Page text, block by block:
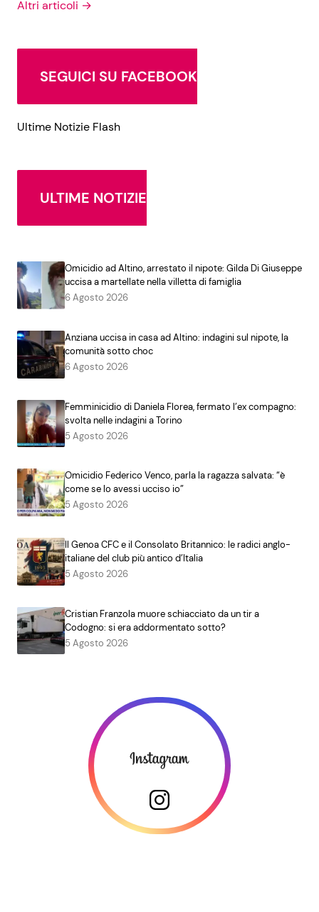
Altri articoli →
SEGUICI SU FACEBOOK
Ultime Notizie Flash
ULTIME NOTIZIE
Omicidio ad Altino, arrestato il nipote: Gilda Di Giuseppe
uccisa a martellate nella villetta di famiglia
6 Agosto 2026
Anziana uccisa in casa ad Altino: indagini sul nipote, la
comunità sotto choc
6 Agosto 2026
Femminicidio di Daniela Florea, fermato l’ex compagno:
svolta nelle indagini a Torino
5 Agosto 2026
Omicidio Federico Venco, parla la ragazza salvata: “è
come se lo avessi ucciso io”
5 Agosto 2026
Il Genoa CFC e il Consolato Britannico: le radici anglo-
italiane del club più antico d’Italia
5 Agosto 2026
Cristian Franzola muore schiacciato da un tir a
Codogno: si era addormentato sotto?
5 Agosto 2026